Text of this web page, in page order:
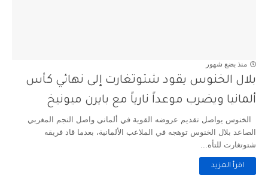
منذ بضع شهور
بلال الخنوس يقود شتوتغارت إلى نهائي كأس
ألمانيا ويضرب موعداً نارياً مع بايرن ميونيخ
الخنوس يواصل تقديم عروضه القوية في ألماني واصل النجم المغربي
الصاعد بلال الخنوس توهجه في الملاعب الألمانية، بعدما قاد فريقه
شتوتغارت للتأه...
اقرأ المزيد